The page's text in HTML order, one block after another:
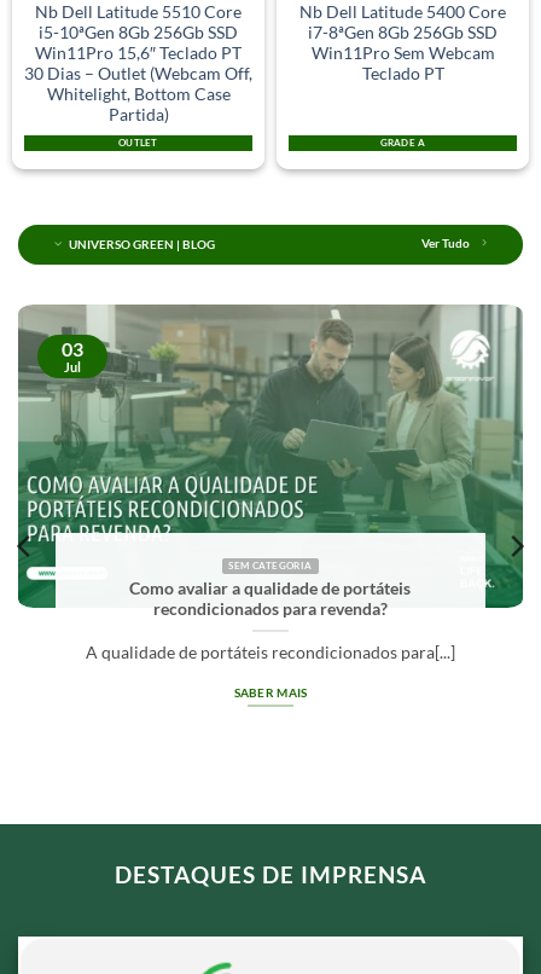
Nb Dell Latitude 5510 Core
i5-10ªGen 8Gb 256Gb SSD
Win11Pro 15,6″ Teclado PT
30 Dias – Outlet (Webcam Off,
Whitelight, Bottom Case
Partida)
OUTLET
Nb Dell Latitude 5400 Core
i7-8ªGen 8Gb 256Gb SSD
Win11Pro Sem Webcam
Teclado PT
GRADE A
UNIVERSO GREEN | BLOG Ver Tudo
SEM CATEGORIA
Como avaliar a qualidade de portáteis
recondicionados para revenda?
A qualidade de portáteis recondicionados para[...]
SABER MAIS
03
Jul
DESTAQUES DE IMPRENSA